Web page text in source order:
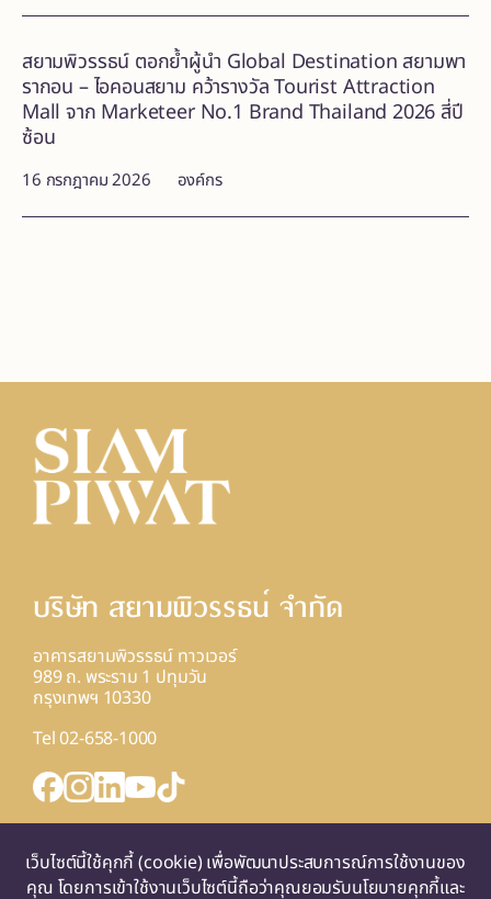
16 กรกฎาคม 2026 องค์กร
สยามพิวรรธน์ ตอกย้ำผู้นำ Global Destination สยามพา
รากอน – ไอคอนสยาม คว้ารางวัล Tourist Attraction
Mall จาก Marketeer No.1 Brand Thailand 2026 สี่ปี
ซ้อน
บริษัท สยามพิวรรธน์ จํากัด
อาคารสยามพิวรรธน์ ทาวเวอร์
989 ถ. พระราม 1 ปทุมวัน
กรุงเทพฯ 10330
Tel 02-658-1000
แผนที่
เว็บไซต์นี้ใช้คุกกี้ (cookie) เพื่อพัฒนาประสบการณ์การใช้งานของ
คุณ โดยการเข้าใช้งานเว็บไซต์นี้ถือว่าคุณยอมรับนโยบายคุกกี้และ